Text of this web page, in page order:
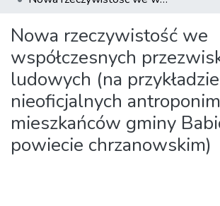
Nowa rzeczywistość we
współczesnych
ludowych (na przykładzie
nieoficjalnych
mieszkańców gminy
powiecie chrzanowskim)